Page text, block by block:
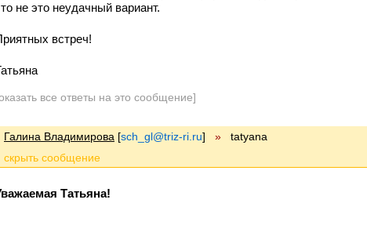
не это неудачный вариант.
встреч!
все ответы на это сообщение]
Галина Владимирова [sch_gl@triz-ri.ru] » tatyana
Татьяна!